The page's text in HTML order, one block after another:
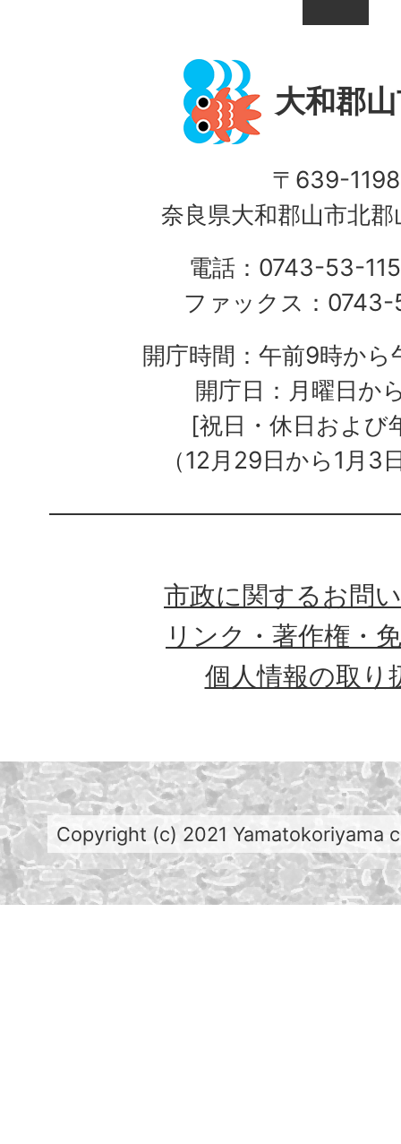
大和郡
〒639-1198
奈良県大和郡山市北
電話：0743-53-
ファックス：
開庁時間：午前9時か
開庁日：月曜日か
[祝日・休日および
（12月29日から1月3
市政に関するお問
リンク・著作権・
個人情報の取り
Copyright (c) 2021 Yamatokoriyama